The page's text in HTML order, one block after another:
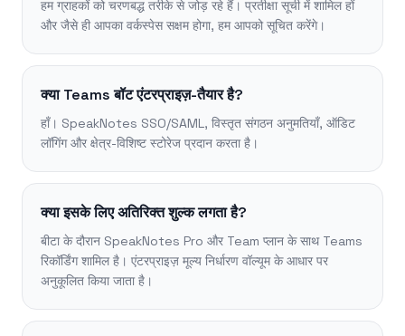
हम ग्राहकों को चरणबद्ध तरीके से जोड़ रहे हैं। प्रतीक्षा सूची में शामिल हों
और जैसे ही आपका वर्कस्पेस सक्षम होगा, हम आपको सूचित करेंगे।
क्या Teams बॉट एंटरप्राइज़-तैयार है?
हाँ। SpeakNotes SSO/SAML, विस्तृत संगठन अनुमतियाँ, ऑडिट
लॉगिंग और क्षेत्र-विशिष्ट स्टोरेज प्रदान करता है।
क्या इसके लिए अतिरिक्त शुल्क लगता है?
बीटा के दौरान SpeakNotes Pro और Team प्लान के साथ Teams
रिकॉर्डिंग शामिल है। एंटरप्राइज़ मूल्य निर्धारण वॉल्यूम के आधार पर
अनुकूलित किया जाता है।